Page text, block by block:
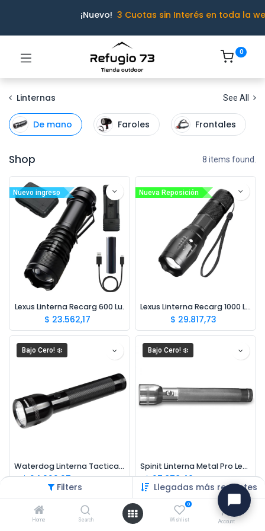
Filters Llegadas más recientes
Home Search
0
Wishlist Account
¡Nuevo!3 Cuotas sin Interés en toda la
0
Linternas See All
De mano Faroles Frontales
Shop 8 items found.
Nuevo ingreso
Lexus Linterna Recarg 600 Lu.
$ 23.562,17
Nueva Reposición
Lexus Linterna Recarg 1000 Lu.
$ 29.817,73
Bajo Cero! ❄️
Waterdog Linterna Tactica WOLT002
$24.922,27 $41.537,12
Bajo Cero! ❄️
Spinit Linterna Metal Pro Led 3d Peltre
$27.878,40 $46.464,00
Bajo Cero! ❄️